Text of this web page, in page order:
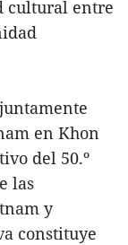
cultural entre
en Khon
del 50.º
las
y
constituye